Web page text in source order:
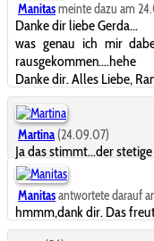
Manitasmeinte dazu am
Danke dir liebe Gerda...
was genau ich mir
rausgekommen....hehe
Danke dir. Alles Liebe,
Martina (24.09.07)
Ja das stimmt...der
Manitasantwortete darauf
hmmm,dank dir. Das